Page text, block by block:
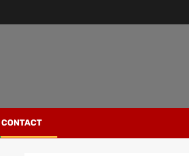
CONTACT